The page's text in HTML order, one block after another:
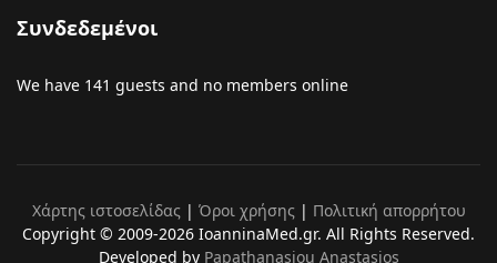
Συνδεδεμένοι
We have 141 guests and no members online
Χάρτης ιστοσελίδας| Όροι χρήσης| Πολιτική απορρήτου
Copyright © 2009-2026 IoanninaMed.gr. All Rights Reserved.
Developed by Papathanasiou Anastasios